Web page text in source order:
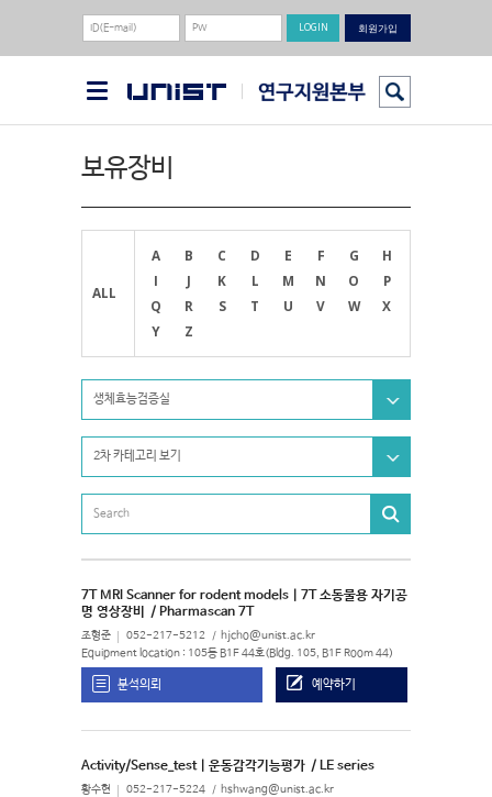
회원가입
보유장비
ALL
A B C D E F G
H
I
J K L M N O
P
Q
R S T U V W
X
Y
Z
생체효능검증실
2차 카테고리 보기
7T MRI Scanner for rodent models | 7T 소동물용 자기공
명 영상장비
/ Pharmascan 7T
조형준 052-217-5212 hjcho@unist.ac.kr
Equipment location : 105동 B1F 44호(Bldg. 105, B1F Room 44)
분석의뢰 예약하기
Activity/Sense_test | 운동감각기능평가 / LE series
황수현 052-217-5224 hshwang@unist.ac.kr